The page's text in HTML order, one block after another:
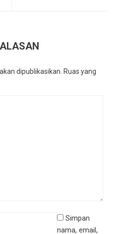
dipublikasikan. Ruas yang
Simpan
nama, email,